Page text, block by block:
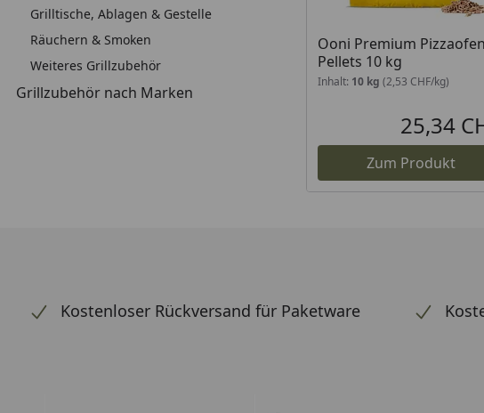
Grilltische, Ablagen & Gestelle
Räuchern & Smoken
Weiteres Grillzubehör
Grillzubehör nach Marken
Ooni Premium
Pellets 10 kg
Inhalt: 10 kg (2,53 CHF/kg)
25,34
Zum Produkt
Kostenloser Rückversand für Paketware